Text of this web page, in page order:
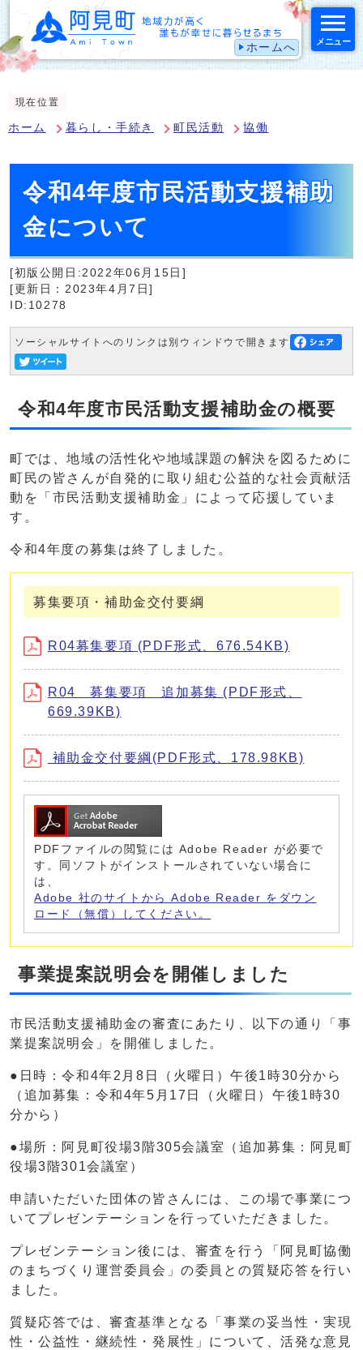
ホームへ メニュー
現在位置
ホーム 暮らし・手続き 町民活動 協働
令和4年度市民活動支援補助
金について
[初版公開日:2022年06月15日]
[更新日：2023年4月7日]
ID:10278
ソーシャルサイトへのリンクは別ウィンドウで開きます
令和4年度市民活動支援補助金の概要
町では、地域の活性化や地域課題の解決を図るために
町民の皆さんが自発的に取り組む公益的な社会貢献活
動を「市民活動支援補助金」によって応援していま
す。
令和4年度の募集は終了しました。
募集要項・補助金交付要綱
R04募集要項 (PDF形式、676.54KB)
R04 募集要項 追加募集 (PDF形式、
669.39KB)
補助金交付要綱(PDF形式、178.98KB)
PDFファイルの閲覧には Adobe Reader が必要で
す。同ソフトがインストールされていない場合に
は、
Adobe 社のサイトから Adobe Reader をダウン
ロード（無償）してください。
事業提案説明会を開催しました
市民活動支援補助金の審査にあたり、以下の通り「事
業提案説明会」を開催しました。
●日時：令和4年2月8日（火曜日）午後1時30分から
（追加募集：令和4年5月17日（火曜日）午後1時30
分から）
●場所：阿見町役場3階305会議室（追加募集：阿見町
役場3階301会議室）
申請いただいた団体の皆さんには、この場で事業につ
いてプレゼンテーションを行っていただきました。
プレゼンテーション後には、審査を行う「阿見町協働
のまちづくり運営委員会」の委員との質疑応答を行い
ました。
質疑応答では、審査基準となる「事業の妥当性・実現
性・公益性・継続性・発展性」について、活発な意見